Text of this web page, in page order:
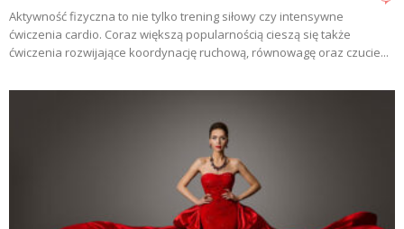
Aktywność fizyczna to nie tylko trening siłowy czy intensywne
ćwiczenia cardio. Coraz większą popularnością cieszą się także
ćwiczenia rozwijające koordynację ruchową, równowagę oraz czucie...